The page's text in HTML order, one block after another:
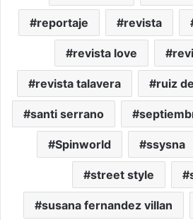
reportaje revista
revista love
revista talavera ruiz
santi serrano
Spinworld ssysna
street style
susana fernandez villan